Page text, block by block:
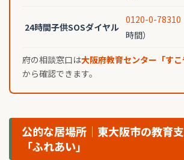
24時間子供SOSダイヤル
0120-0-78310
時間）
府の相談窓口は大阪府教育センター「すこ
から確認できます。
公的な居場所｜東大阪市の教育
「ふれあい」